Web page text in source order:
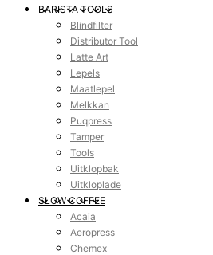
BARISTA TOOLS
Blindfilter
Distributor Tool
Latte Art
Lepels
Maatlepel
Melkkan
Puqpress
Tamper
Tools
Uitklopbak
Uitkloplade
SLOW COFFEE
Acaia
Aeropress
Chemex